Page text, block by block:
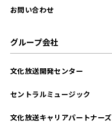
2025年01月
お問い合わせ
グループ会社
文化放送開発センター
セントラルミュージック
文化放送キャリアパートナーズ